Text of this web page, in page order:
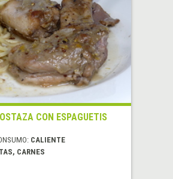
CON ESPAGUETIS
CALIENTE
CARNES